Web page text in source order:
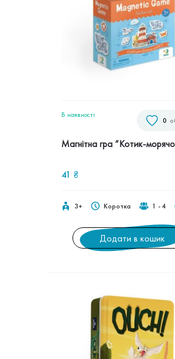
0
В наявностi
Магнітна гра “Котик-
41 ₴
3+ Коротка 1 - 4
Додати в кошик